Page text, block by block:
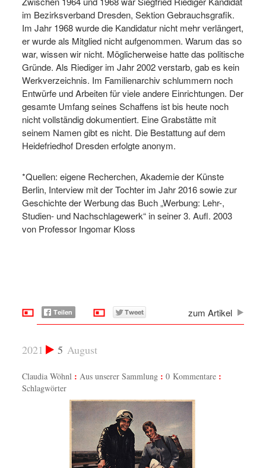
im Bezirksverband Dresden, Sektion Gebrauchsgrafik.
Im Jahr 1968 wurde die Kandidatur nicht mehr verlängert,
er wurde als Mitglied nicht aufgenommen. Warum das so
war, wissen wir nicht. Möglicherweise hatte das politische
Gründe. Als Riediger im Jahr 2002 verstarb, gab es kein
Werkverzeichnis. Im Familienarchiv schlummern noch
Entwürfe und Arbeiten für viele andere Einrichtungen. Der
gesamte Umfang seines Schaffens ist bis heute noch
nicht vollständig dokumentiert. Eine Grabstätte mit
seinem Namen gibt es nicht. Die Bestattung auf dem
Heidefriedhof Dresden erfolgte anonym.
*Quellen: eigene Recherchen, Akademie der Künste
Berlin, Interview mit der Tochter im Jahr 2016 sowie zur
Geschichte der Werbung das Buch „Werbung: Lehr-,
Studien- und Nachschlagewerk“ in seiner 3. Aufl. 2003
von Professor Ingomar Kloss
zum Artikel
5 August
2021
Claudia Wöhnl Aus unserer Sammlung
0 Kommentare
Schlagwörter